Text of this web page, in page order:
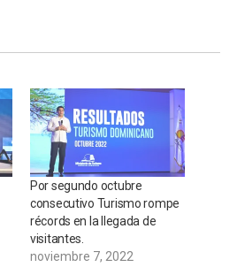
Por segundo octubre
consecutivo Turismo rompe
récords en la llegada de
visitantes.
noviembre 7, 2022